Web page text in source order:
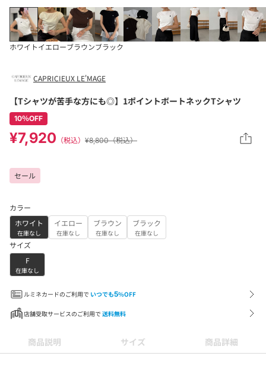
ホワイトイエローブラウンブラック
CAPRICIEUX LE'MAGE
【Tシャツが苦手な方にも◎】1ポイントボートネックTシャツ
10％OFF
¥7,920 （税込） ¥8,800（税込）
セール
カラー
ホワイト
在庫なし
イエロー
在庫なし
ブラウン
在庫なし
ブラック
在庫なし
サイズ
F
在庫なし
ルミネカードのご利用で いつでも5%OFF
店舗受取サービスのご利用で 送料無料
商品説明 サイズ 商品詳細